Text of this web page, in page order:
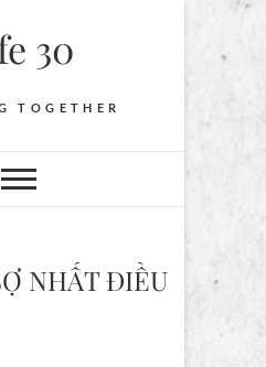
30
TOGETHER
NHẤT ĐIỀU